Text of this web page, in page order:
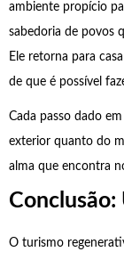
ambiente propício
sabedoria de povos
Ele retorna para
de que é possível
Cada passo dado
exterior quanto do
alma que encontra
Conclusão:
O turismo